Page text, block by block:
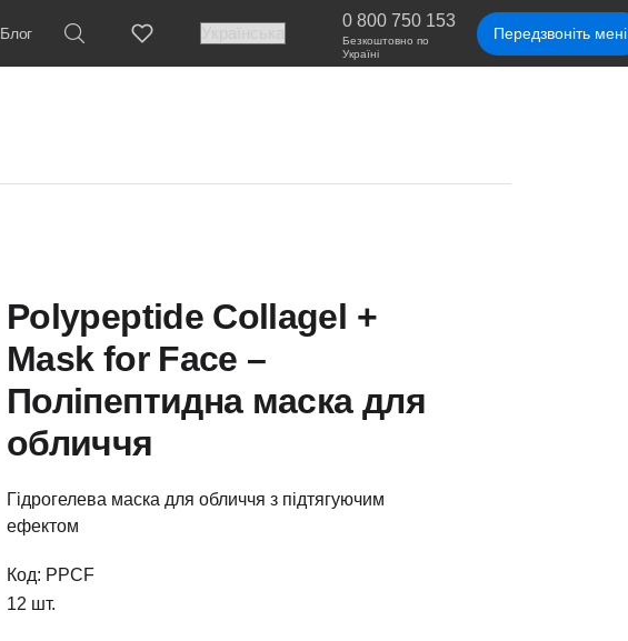
Блог
0 800 750 153
Безкоштовно по
Україні
Передзвоніть мені
Polypeptide Сollagel +
Mask for Face –
Поліпептидна маска для
обличчя
Гідрогелева маска для обличчя з підтягуючим
ефектом
Код: PPCF
12 шт.